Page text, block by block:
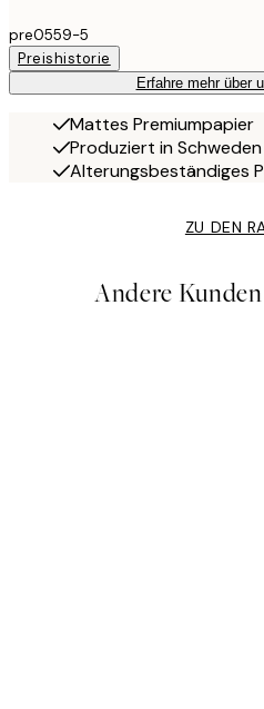
pre0559-5
Preishistorie
Erfahre mehr über
Mattes Premiumpapier
Produziert in Schweden
Alterungsbeständiges
ZU DEN
Andere